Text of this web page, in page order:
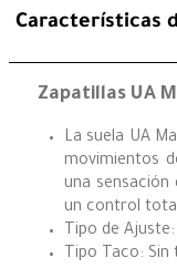
Características
Zapatillas UA
La suela UA
movimientos
una sensación
un control
Tipo de
Tipo Taco: Sin